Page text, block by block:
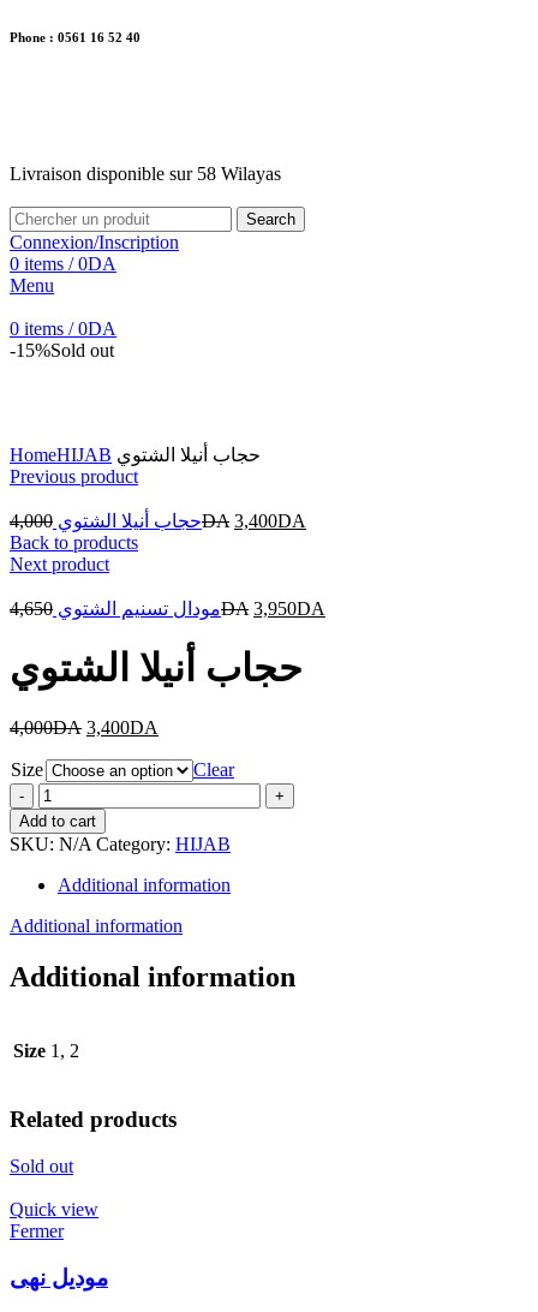
Phone : 0561 16 52 40
Livraison disponible sur 58 Wilayas
Search
Connexion/Inscription
0 items / 0DA
Menu
0 items / 0DA
-15%Sold out
HomeHIJAB حجاب أنيلا الشتوي
Previous product
حجاب أنيلا الشتوي 4,000 DA 3,400DA
Back to products
Next product
مودال تسنيم الشتوي 4,650 DA 3,950DA
حجاب أنيلا الشتوي
4,000DA 3,400DA
Size
Clear
حجاب
أنيلا
الشتوي
Add to cart
SKU: N/A Category: HIJAB
Additional information
Additional information
Additional information
Size 1, 2
Related products
Sold out
Quick view
Fermer
موديل نهى